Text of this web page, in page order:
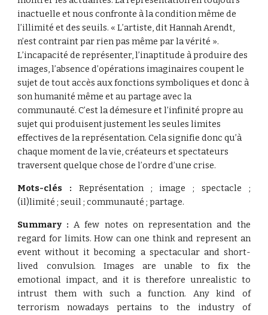
inactuelle et nous confronte à la condition même de
l’illimité et des seuils. « L’artiste, dit Hannah Arendt,
n’est contraint par rien pas même par la vérité ».
L’incapacité de représenter, l’inaptitude à produire des
images, l’absence d’opérations imaginaires coupent le
sujet de tout accès aux fonctions symboliques et donc à
son humanité même et au partage avec la
communauté. C’est la démesure et l’infinité propre au
sujet qui produisent justement les seules limites
effectives de la représentation. Cela signifie donc qu’à
chaque moment de la vie, créateurs et spectateurs
traversent quelque chose de l’ordre d’une crise.
Mots-clés : Représentation ; image ; spectacle ;
(il)limité ; seuil ; communauté ; partage.
Summary :A few notes on representation and the
regard for limits. How can one think and represent an
event without it becoming a spectacular and short-
lived convulsion. Images are unable to fix the
emotional impact, and it is therefore unrealistic to
intrust them with such a function. Any kind of
terrorism nowadays pertains to the industry of